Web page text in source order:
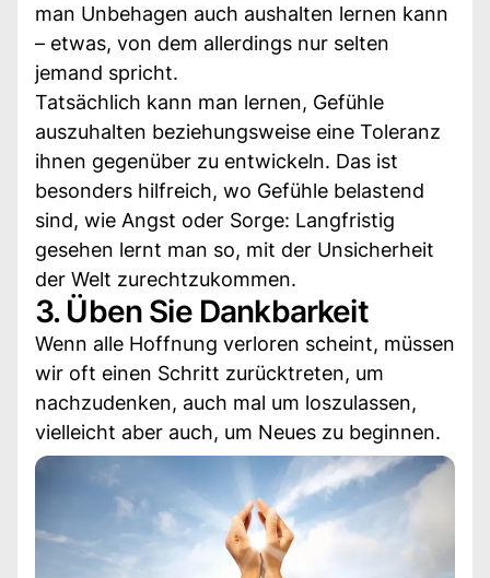
man Unbehagen auch aushalten lernen kann
– etwas, von dem allerdings nur selten
jemand spricht.
Tatsächlich kann man lernen, Gefühle
auszuhalten beziehungsweise eine Toleranz
ihnen gegenüber zu entwickeln. Das ist
besonders hilfreich, wo Gefühle belastend
sind, wie Angst oder Sorge: Langfristig
gesehen lernt man so, mit der Unsicherheit
der Welt zurechtzukommen.
3. Üben Sie Dankbarkeit
Wenn alle Hoffnung verloren scheint, müssen
wir oft einen Schritt zurücktreten, um
nachzudenken, auch mal um loszulassen,
vielleicht aber auch, um Neues zu beginnen.